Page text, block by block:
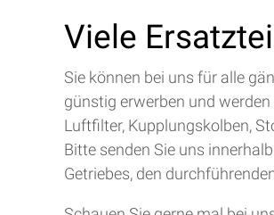
Viele
Sie können bei uns für alle
günstig erwerben und
Luftfilter, Kupplungskolben,
Bitte senden Sie uns
Getriebes, den